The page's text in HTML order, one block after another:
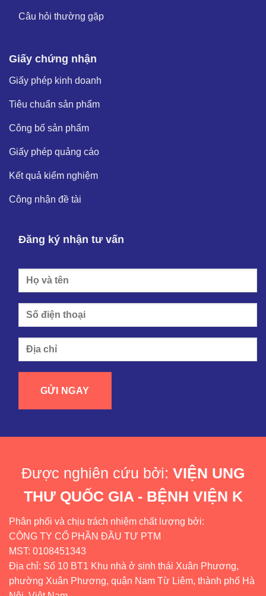
Câu hỏi thường gặp
Giấy chứng nhận
Giấy phép kinh doanh
Tiêu chuẩn sản phẩm
Công bố sản phẩm
Giấy phép quảng cáo
Kết quả kiểm nghiệm
Công nhận đề tài
Đăng ký nhận tư vấn
Được nghiên cứu bởi: VIỆN UNG
THƯ QUỐC GIA - BỆNH VIỆN K
Phân phối và chịu trách nhiệm chất lượng bởi:
CÔNG TY CỔ PHẦN ĐẦU TƯ PTM
MST: 0108451343
Địa chỉ: Số 10 BT1 Khu nhà ở sinh thái Xuân Phương,
phường Xuân Phương, quận Nam Từ Liêm, thành phố Hà